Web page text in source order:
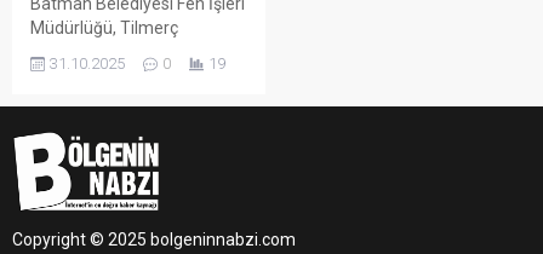
Müdürlüğü, Tilmerç
bulunan Yeni Kent
Marangozlar Sitesi civarında
yeni yol açma çalışmalarını
sürdürüyor.
31.10.2025 0 19
Copyright © 2025 bolgeninnabzi.com